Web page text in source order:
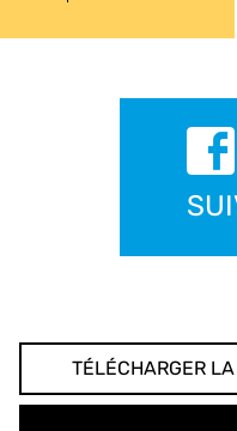
TÉLÉCHARGER